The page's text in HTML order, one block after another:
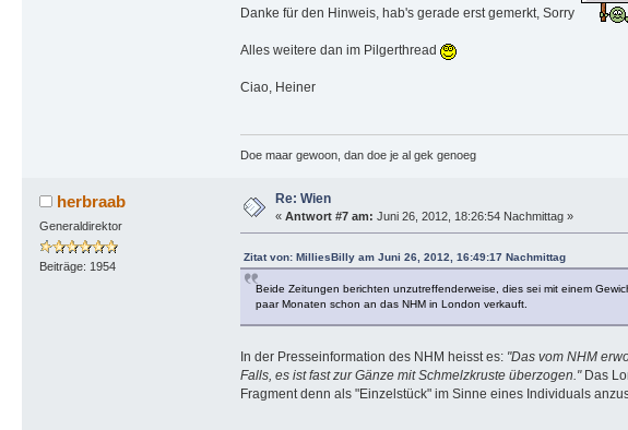
Danke für den Hinweis, hab's gerade erst gemerkt, Sorry
Alles weitere dan im Pilgerthread
Ciao, Heiner
Doe maar gewoon, dan doe je al gek genoeg
herbraab
Generaldirektor
Beiträge: 1954
Re: Wien
« Antwort #7 am: Juni 26, 2012, 18:26:54 Nachmittag »
Zitat von: MilliesBilly am Juni 26, 2012, 16:49:17 Nachmittag
Beide Zeitungen berichten unzutreffenderweise, dies sei mit einem
paar Monaten schon an das NHM in London verkauft.
In der Presseinformation des NHM heisst es: "Das vom NHM
Falls, es ist fast zur Gänze mit Schmelzkruste überzogen."Das
Fragment denn als "Einzelstück" im Sinne eines Individuals